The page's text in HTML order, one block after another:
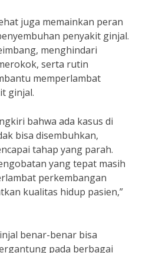
juga memainkan peran
penyakit ginjal.
menghindari
serta rutin
memperlambat
ginjal.
bahwa ada kasus di
bisa disembuhkan,
tahap yang parah.
yang tepat masih
perkembangan
kualitas hidup pasien,”
benar-benar bisa
pada berbagai